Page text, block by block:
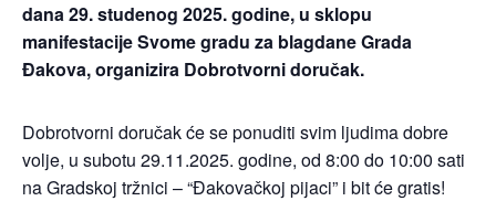
dana 29. studenog 2025. godine, u sklopu
manifestacije Svome gradu za blagdane Grada
Đakova, organizira Dobrotvorni doručak.
Dobrotvorni doručak će se ponuditi svim ljudima dobre
volje, u subotu 29.11.2025. godine, od 8:00 do 10:00 sati
na Gradskoj tržnici – “Đakovačkoj pijaci” i bit će gratis!